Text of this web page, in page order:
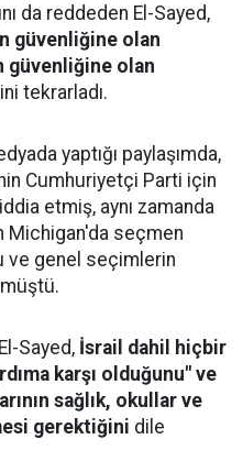
da reddeden El-Sayed,
güvenliğine olan
güvenliğine olan
tekrarladı.
yaptığı paylaşımda,
Cumhuriyetçi Parti için
etmiş, aynı zamanda
Michigan'da seçmen
ve genel seçimlerin
Sayed, İsrail dahil hiçbir
karşı olduğunu" ve
sağlık, okullar ve
gerektiğini dile